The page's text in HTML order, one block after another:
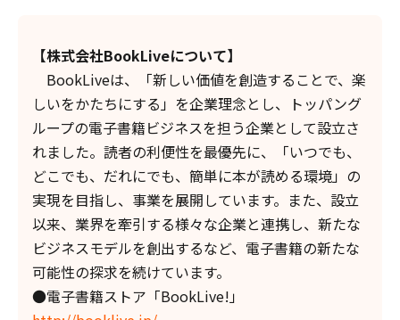
【株式会社BookLiveについて】
BookLiveは、「新しい価値を創造することで、楽
しいをかたちにする」を企業理念とし、トッパング
ループの電子書籍ビジネスを担う企業として設立さ
れました。読者の利便性を最優先に、「いつでも、
どこでも、だれにでも、簡単に本が読める環境」の
実現を目指し、事業を展開しています。また、設立
以来、業界を牽引する様々な企業と連携し、新たな
ビジネスモデルを創出するなど、電子書籍の新たな
可能性の探求を続けています。
●電子書籍ストア「BookLive!」